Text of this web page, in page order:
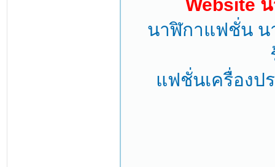
Website
นาฬิกาแฟชั่น
แฟชั่นเครื่องป